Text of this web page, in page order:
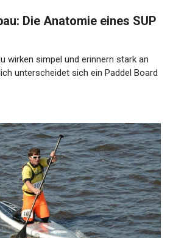
Die Anatomie eines SUP
wirken simpel und erinnern stark an
unterscheidet sich ein Paddel Board